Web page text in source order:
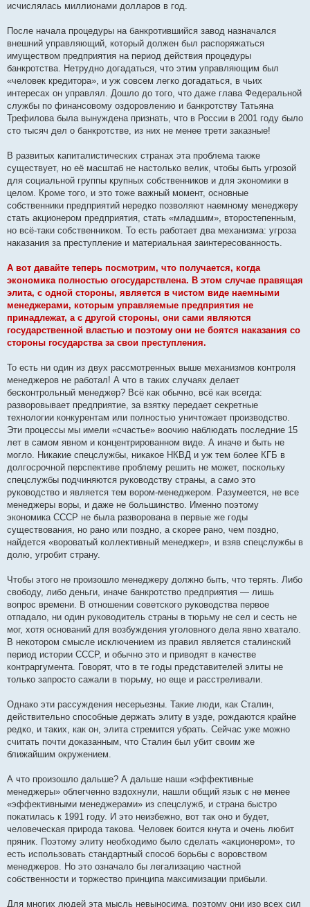
исчислялась миллионами долларов в год.
После начала процедуры на банкротившийся завод назначался
внешний управляющий, который должен был распоряжаться
имуществом предприятия на период действия процедуры
банкротства. Нетрудно догадаться, что этим управляющим был
«человек кредитора», и уж совсем легко догадаться, в чьих
интересах он управлял. Дошло до того, что даже глава Федеральной
службы по финансовому оздоровлению и банкротству Татьяна
Трефилова была вынуждена признать, что в России в 2001 году было
сто тысяч дел о банкротстве, из них не менее трети заказные!
В развитых капиталистических странах эта проблема также
существует, но её масштаб не настолько велик, чтобы быть угрозой
для социальной группы крупных собственников и для экономики в
целом. Кроме того, и это тоже важный момент, основные
собственники предприятий нередко позволяют наемному менеджеру
стать акционером предприятия, стать «младшим», второстепенным,
но всё-таки собственником. То есть работает два механизма: угроза
наказания за преступление и материальная заинтересованность.
А вот давайте теперь посмотрим, что получается, когда
экономика полностью огосударствлена. В этом случае правящая
элита, с одной стороны, является в чистом виде наемными
менеджерами, которым управляемые предприятия не
принадлежат, а с другой стороны, они сами являются
государственной властью и поэтому они не боятся наказания со
стороны государства за свои преступления.
То есть ни один из двух рассмотренных выше механизмов контроля
менеджеров не работал! А что в таких случаях делает
бесконтрольный менеджер? Всё как обычно, всё как всегда:
разворовывает предприятие, за взятку передает секретные
технологии конкурентам или полностью уничтожает производство.
Эти процессы мы имели «счастье» воочию наблюдать последние 15
лет в самом явном и концентрированном виде. А иначе и быть не
могло. Никакие спецслужбы, никакое НКВД и уж тем более КГБ в
долгосрочной перспективе проблему решить не может, поскольку
спецслужбы подчиняются руководству страны, а само это
руководство и является тем вором-менеджером. Разумеется, не все
менеджеры воры, и даже не большинство. Именно поэтому
экономика СССР не была разворована в первые же годы
существования, но рано или поздно, а скорее рано, чем поздно,
найдется «вороватый коллективный менеджер», и взяв спецслужбы в
долю, угробит страну.
Чтобы этого не произошло менеджеру должно быть, что терять. Либо
свободу, либо деньги, иначе банкротство предприятия — лишь
вопрос времени. В отношении советского руководства первое
отпадало, ни один руководитель страны в тюрьму не сел и сесть не
мог, хотя оснований для возбуждения уголовного дела явно хватало.
В некотором смысле исключением из правил является сталинский
период истории СССР, и обычно это и приводят в качестве
контраргумента. Говорят, что в те годы представителей элиты не
только запросто сажали в тюрьму, но еще и расстреливали.
Однако эти рассуждения несерьезны. Такие люди, как Сталин,
действительно способные держать элиту в узде, рождаются крайне
редко, и таких, как он, элита стремится убрать. Сейчас уже можно
считать почти доказанным, что Сталин был убит своим же
ближайшим окружением.
А что произошло дальше? А дальше наши «эффективные
менеджеры» облегченно вздохнули, нашли общий язык с не менее
«эффективными менеджерами» из спецслужб, и страна быстро
покатилась к 1991 году. И это неизбежно, вот так оно и будет,
человеческая природа такова. Человек боится кнута и очень любит
пряник. Поэтому элиту необходимо было сделать «акционером», то
есть использовать стандартный способ борьбы с воровством
менеджеров. Но это означало бы легализацию частной
собственности и торжество принципа максимизации прибыли.
Для многих людей эта мысль невыносима, поэтому они изо всех сил